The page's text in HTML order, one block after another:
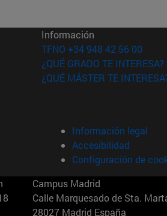
ventana)
ventana)
en nueva ventana)
en nueva ventana)
Información
TFNO +34 948 42 56 00
¿QUÉ GRADO TE INTERESA?
¿QUÉ MÁSTER TE
Información legal
Accesibilidad
Configuración de
Campus Madrid
Calle Marquesado de Sta.
28027 Madrid España